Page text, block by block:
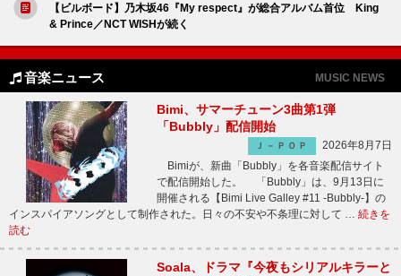
【ビルボード】乃木坂46『My respect』が総合アルバム首位 King
& Prince／NCT WISHが続く
音楽ニュース MUSIC NEWS
Bimi、サマーチューン3曲第1弾
「Bubbly」配信開始
Ｊ－ＰＯＰ
2026年8月7日
Bimiが、新曲「Bubbly」を各音楽配信サイト
で配信開始した。 「Bubbly」は、9月13日に
開催される【Bimi Live Galley #11 -Bubbly-】の
インスパイアソングとして制作された。日々の不安や不条理に対して … 続きを
読む
Soala、ドラマ『今夜もシリアルキラーと